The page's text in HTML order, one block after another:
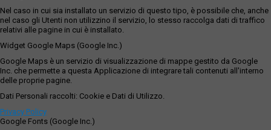
Nel caso in cui sia installato un servizio di questo tipo, è possibile che, anche
nel caso gli Utenti non utilizzino il servizio, lo stesso raccolga dati di traffico
relativi alle pagine in cui è installato.
Widget Google Maps (Google Inc.)
Google Maps è un servizio di visualizzazione di mappe gestito da Google
Inc. che permette a questa Applicazione di integrare tali contenuti all'interno
delle proprie pagine.
Dati Personali raccolti: Cookie e Dati di Utilizzo.
Privacy Policy
Google Fonts (Google Inc.)